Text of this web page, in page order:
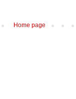
Home page